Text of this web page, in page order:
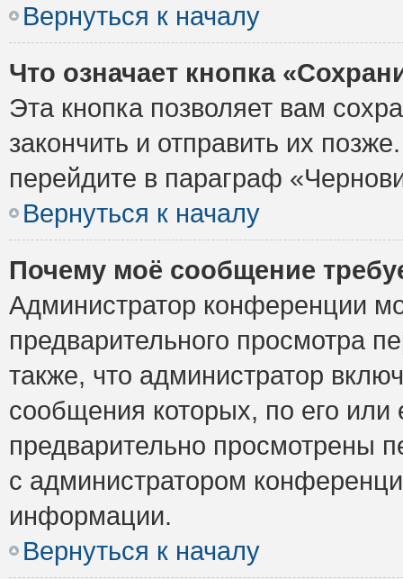
Вернуться к началу
Что означает кнопка
Эта кнопка позволяет вам
закончить и отправить их
перейдите в параграф
Вернуться к началу
Почему моё сообщение
Администратор конференции
предварительного просмотра
также, что администратор
сообщения которых, по его
предварительно просмотрены
с администратором
информации.
Вернуться к началу